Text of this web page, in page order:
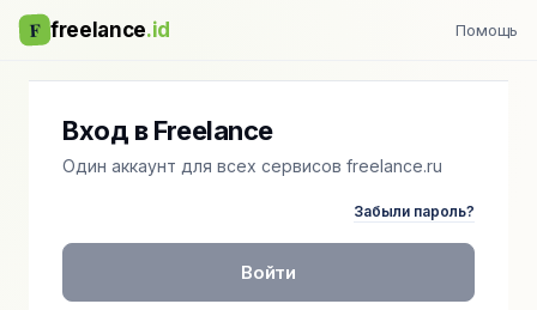
F freelance.id Помощь
Вход в Freelance
Один аккаунт для всех сервисов freelance.ru
Забыли пароль?
Войти